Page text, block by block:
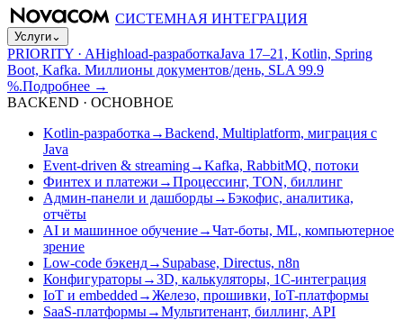
СИСТЕМНАЯ ИНТЕГРАЦИЯ
Услуги⌄
PRIORITY · AHighload-разработкаJava 17–21, Kotlin, Spring
Boot, Kafka. Миллионы документов/день, SLA 99.9
%.Подробнее →
BACKEND · ОСНОВНОЕ
Kotlin-разработка →Backend, Multiplatform, миграция с
Java
Event-driven & streaming→Kafka, RabbitMQ, потоки
Финтех и платежи →Процессинг, TON, биллинг
Админ-панели и дашборды→Бэкофис, аналитика,
отчёты
AI и машинное обучение→Чат-боты, ML, компьютерное
зрение
Low-code бэкенд→ Supabase, Directus, n8n
Конфигураторы→3D, калькуляторы, 1С-интеграция
IoT и embedded →Железо, прошивки, IoT-платформы
SaaS-платформы→Мультитенант, биллинг, API